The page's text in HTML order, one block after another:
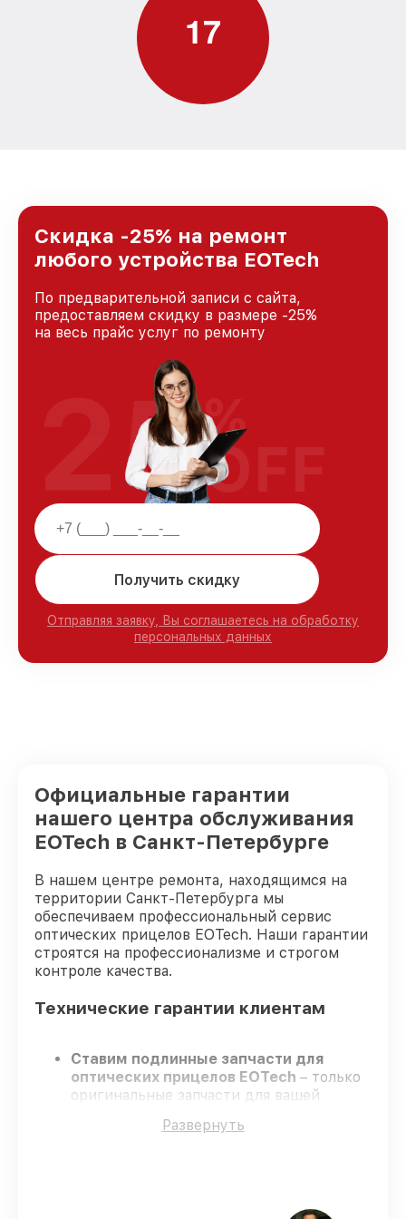
17
Скидка -25% на ремонт
любого устройства EOTech
По предварительной записи с сайта,
предоставляем скидку в размере -25%
на весь прайс услуг по ремонту
Получить скидку
Отправляя заявку, Вы соглашаетесь на обработку
персональных данных
25%
OFF
Официальные гарантии
нашего центра обслуживания
EOTech в Санкт-Петербурге
В нашем центре ремонта, находящимся на
территории Санкт-Петербурга мы
обеспечиваем профессиональный сервис
оптических прицелов EOTech. Наши гарантии
строятся на профессионализме и строгом
контроле качества.
Технические гарантии клиентам
Ставим подлинные запчасти для
оптических прицелов EOTech – только
оригинальные запчасти для вашей
Сертифицированные специалисты
Развернуть